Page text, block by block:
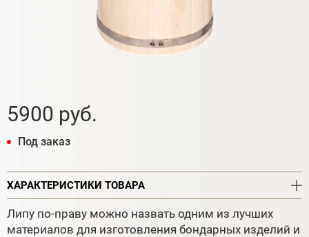
5900 руб.
Под заказ
ХАРАКТЕРИСТИКИ ТОВАРА
Липу по-праву можно назвать одним из лучших
материалов для изготовления бондарных изделий и